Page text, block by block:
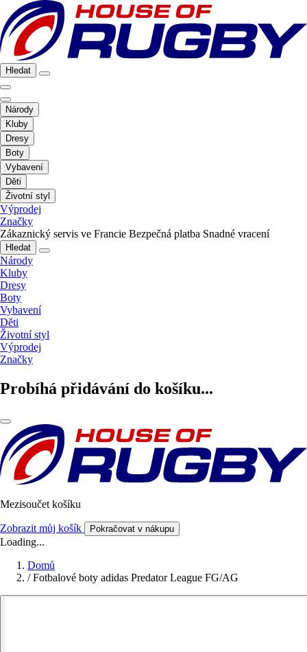
Hledat
Národy
Kluby
Dresy
Boty
Vybavení
Děti
Životní styl
Výprodej
Značky
Zákaznický servis ve Francie Bezpečná platba Snadné vracení
Hledat
Národy
Kluby
Dresy
Boty
Vybavení
Děti
Životní styl
Výprodej
Značky
Probíhá přidávání do košíku...
Mezisoučet košíku
Zobrazit můj košík Pokračovat v nákupu
Loading...
Domů
/ Fotbalové boty adidas Predator League FG/AG